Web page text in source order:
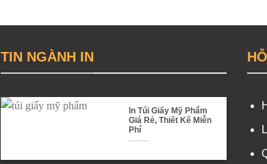
TIN NGÀNH IN
In Túi Giấy Mỹ Phẩm
Giá Rẻ, Thiết Kế Miễn
Phí